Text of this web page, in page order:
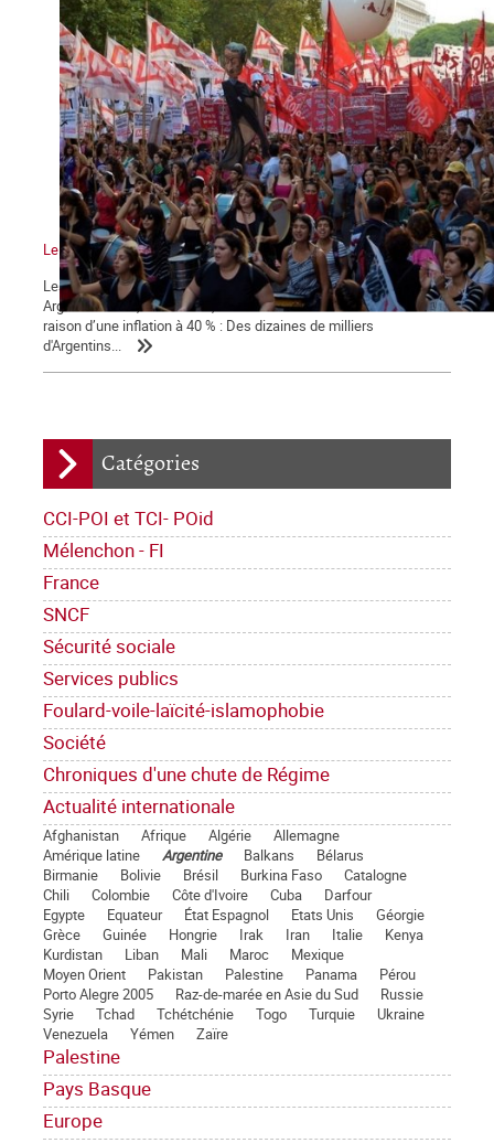
Catégories
CCI-POI et TCI- POid
Mélenchon - FI
France
SNCF
Sécurité sociale
Services publics
Foulard-voile-laïcité-islamophobie
Société
Chroniques d'une chute de Régime
Actualité internationale
Afghanistan Afrique Algérie
Allemagne
Amérique latine
Argentine Balkans
Bélarus
Birmanie
Bolivie Brésil Burkina Faso
Catalogne
Chili
Colombie Côte d'Ivoire Cuba
Darfour
Egypte
Equateur État Espagnol Etats Unis
Géorgie
Grèce
Guinée Hongrie Irak Iran Italie
Kenya
Kurdistan
Liban Mali Maroc
Mexique
Moyen Orient
Pakistan Palestine Panama
Pérou
Porto Alegre 2005
Raz-de-marée en Asie du Sud
Russie
Syrie
Tchad Tchétchénie Togo Turquie
Ukraine
Venezuela
Yémen Zaïre
Palestine
Pays Basque
Europe
Le mouvement vers la grève générale
Les statistiques indiquent une amorce de reprise économique en
Argentine mais, dans la rue, la tension sociale s'accentue en
raison d’une inflation à 40 % : Des dizaines de milliers
d'Argentins...